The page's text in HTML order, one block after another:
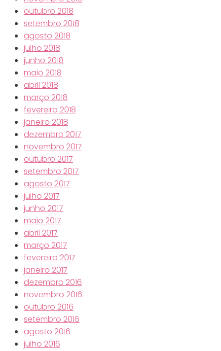
outubro 2018
setembro 2018
agosto 2018
julho 2018
junho 2018
maio 2018
abril 2018
março 2018
fevereiro 2018
janeiro 2018
dezembro 2017
novembro 2017
outubro 2017
setembro 2017
agosto 2017
julho 2017
junho 2017
maio 2017
abril 2017
março 2017
fevereiro 2017
janeiro 2017
dezembro 2016
novembro 2016
outubro 2016
setembro 2016
agosto 2016
julho 2016